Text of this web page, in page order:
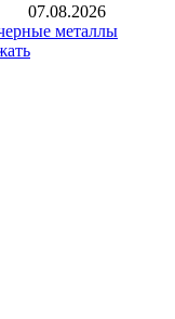
07.08.2026
металлы